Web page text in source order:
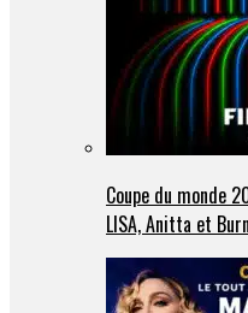
Coupe du monde
LISA, Anitta et